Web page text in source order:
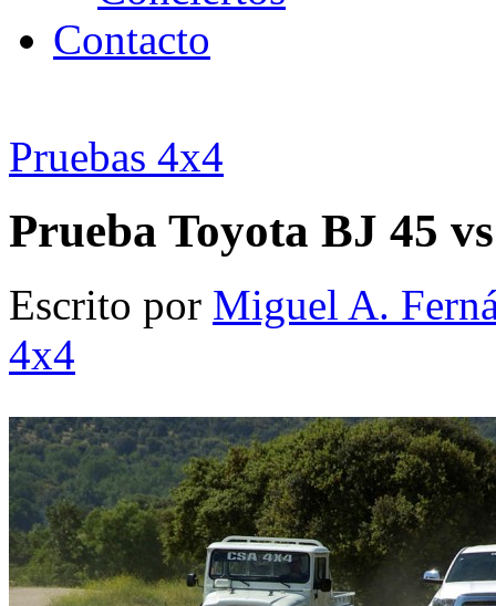
Contacto
Pruebas 4x4
Prueba Toyota BJ 45
Escrito por Miguel A.
4x4